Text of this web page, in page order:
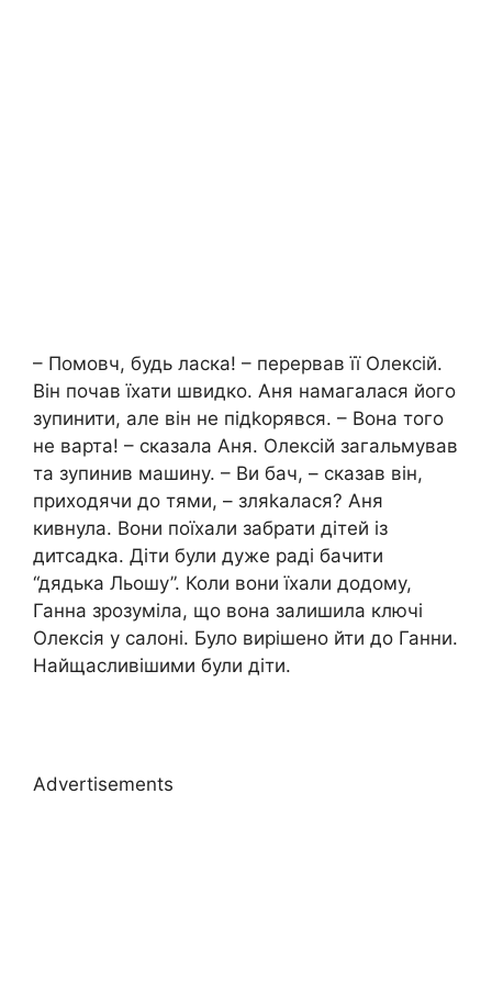
– Помовч, будь ласка! – перервав її Олексій.
Він почав їхати швидко. Аня намагалася його
зупинити, але він не підkорявся. – Вона того
не варта! – сказала Аня. Олексій загальмував
та зупинив машину. – Ви бач, – сказав він,
приходячи до тями, – зляkалася? Аня
кивнула. Вони поїхали забрати дітей із
дитсадка. Діти були дуже раді бачити
“дядька Льошу”. Коли вони їхали додому,
Ганна зрозуміла, що вона залишила ключі
Олексія у салоні. Було вирішено йти до Ганни.
Найщасливішими були діти.
Advertisements